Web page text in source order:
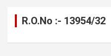
R.O.No :- 13954/32